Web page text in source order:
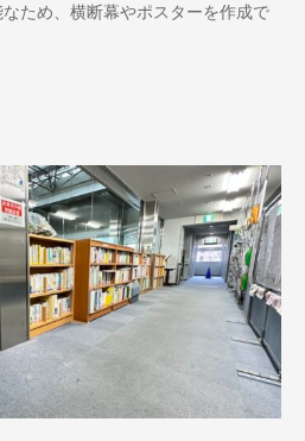
ため、横断幕やポスターを作成で